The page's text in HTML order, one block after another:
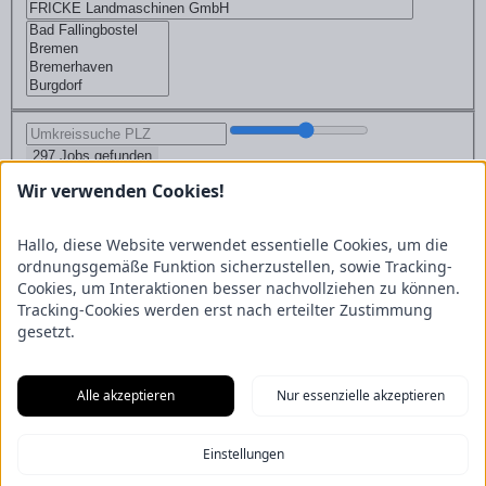
297 Jobs gefunden
0 Stellenangebote gefunden
FRICKE Group SE & Co. KG
Zum Kreuzkamp 7
27404 Heeslingen
Unternehmensbereiche
Fricke Holding
PARTSHofmeister & MeinckeTREX.PARTS
ImpressumDatenschutzerklärungKontakt
F.Explore – Programmieren für Nicht-Programmierer
Wir verwenden Cookies!
Hallo, diese Website verwendet essentielle Cookies, um die
ordnungsgemäße Funktion sicherzustellen, sowie Tracking-
Cookies, um Interaktionen besser nachvollziehen zu können.
Tracking-Cookies werden erst nach erteilter Zustimmung
gesetzt.
Alle akzeptieren Nur essenzielle akzeptieren
Einstellungen